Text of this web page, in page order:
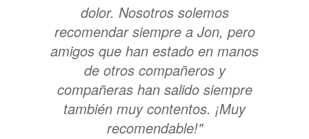
dolor. Nosotros solemos
recomendar siempre a Jon, pero
amigos que han estado en manos
de otros compañeros y
compañeras han salido siempre
también muy contentos. ¡Muy
recomendable!"